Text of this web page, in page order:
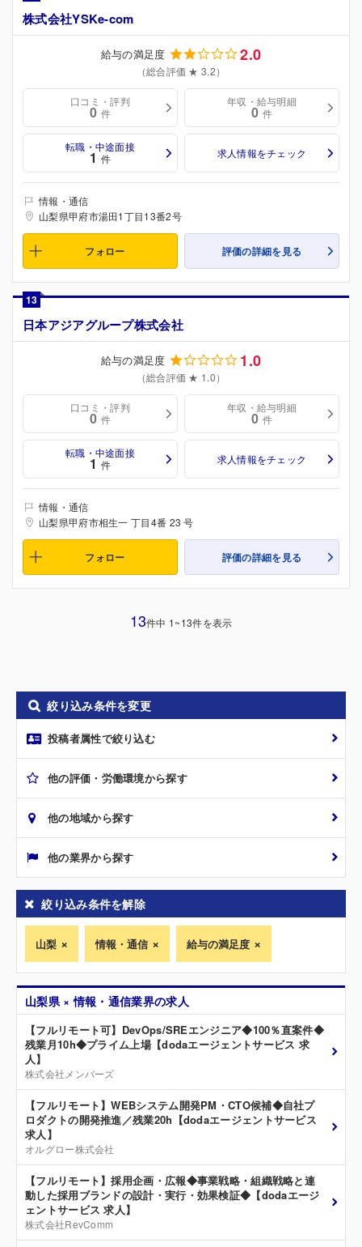
株式会社YSKe-com
給与の満足度 2.0
（総合評価 ★ 3.2）
口コミ・評判
0 件
年収・給与明細
0 件
転職・中途面接
1 件 求人情報をチェック
情報・通信
山梨県甲府市湯田1丁目13番2号
フォロー 評価の詳細を見る
13
日本アジアグループ株式会社
給与の満足度 1.0
（総合評価 ★ 1.0）
口コミ・評判
0 件
年収・給与明細
0 件
転職・中途面接
1 件 求人情報をチェック
情報・通信
山梨県甲府市相生一 丁目4番 23 号
フォロー 評価の詳細を見る
13件中 1~13件を表示
絞り込み条件を変更
投稿者属性で絞り込む
他の評価・労働環境から探す
他の地域から探す
他の業界から探す
絞り込み条件を解除
山梨 情報・通信 給与の満足度
山梨県 × 情報・通信業界の求人
【フルリモート可】DevOps/SREエンジニア◆100％直案件◆
残業月10h◆プライム上場【dodaエージェントサービス 求
人】
株式会社メンバーズ
【フルリモート】WEBシステム開発PM・CTO候補◆自社プ
ロダクトの開発推進／残業20h【dodaエージェントサービス
求人】
オルグロー株式会社
【フルリモート】採用企画・広報◆事業戦略・組織戦略と連
動した採用ブランドの設計・実行・効果検証◆【dodaエージ
ェントサービス 求人】
株式会社RevComm